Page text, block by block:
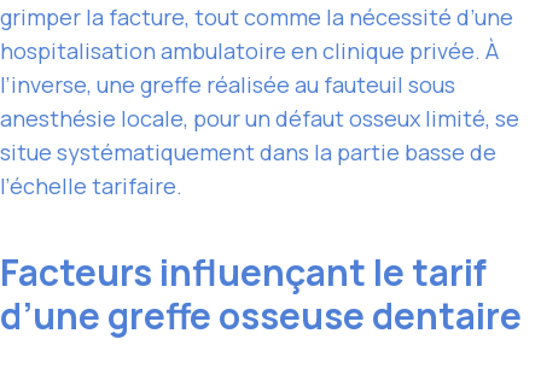
grimper la facture, tout comme la nécessité d’une
hospitalisation ambulatoire en clinique privée. À
l’inverse, une greffe réalisée au fauteuil sous
anesthésie locale, pour un défaut osseux limité, se
situe systématiquement dans la partie basse de
l’échelle tarifaire.
Facteurs influençant le tarif
d’une greffe osseuse dentaire